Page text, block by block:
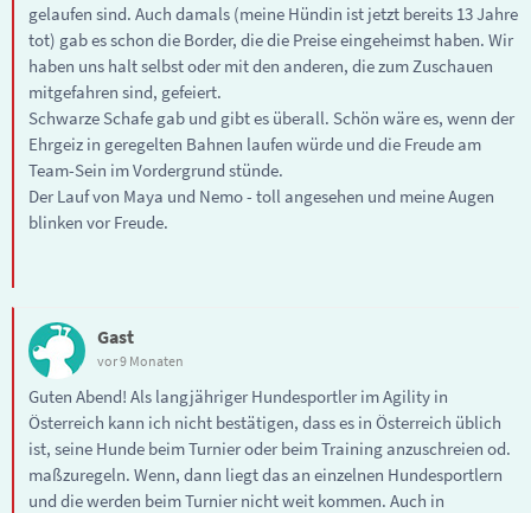
gelaufen sind. Auch damals (meine Hündin ist jetzt bereits 13 Jahre
tot) gab es schon die Border, die die Preise eingeheimst haben. Wir
haben uns halt selbst oder mit den anderen, die zum Zuschauen
mitgefahren sind, gefeiert.
Schwarze Schafe gab und gibt es überall. Schön wäre es, wenn der
Ehrgeiz in geregelten Bahnen laufen würde und die Freude am
Team-Sein im Vordergrund stünde.
Der Lauf von Maya und Nemo - toll angesehen und meine Augen
blinken vor Freude.
Gast
vor 9 Monaten
Guten Abend! Als langjähriger Hundesportler im Agility in
Österreich kann ich nicht bestätigen, dass es in Österreich üblich
ist, seine Hunde beim Turnier oder beim Training anzuschreien od.
maßzuregeln. Wenn, dann liegt das an einzelnen Hundesportlern
und die werden beim Turnier nicht weit kommen. Auch in